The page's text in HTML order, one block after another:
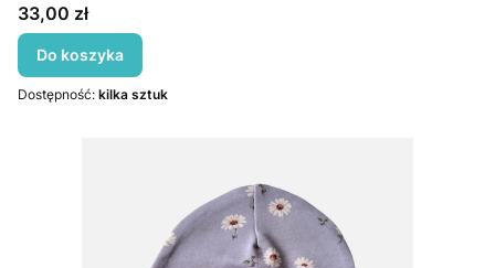
Cena
33,00 zł
Do koszyka
Dostępność: kilka sztuk